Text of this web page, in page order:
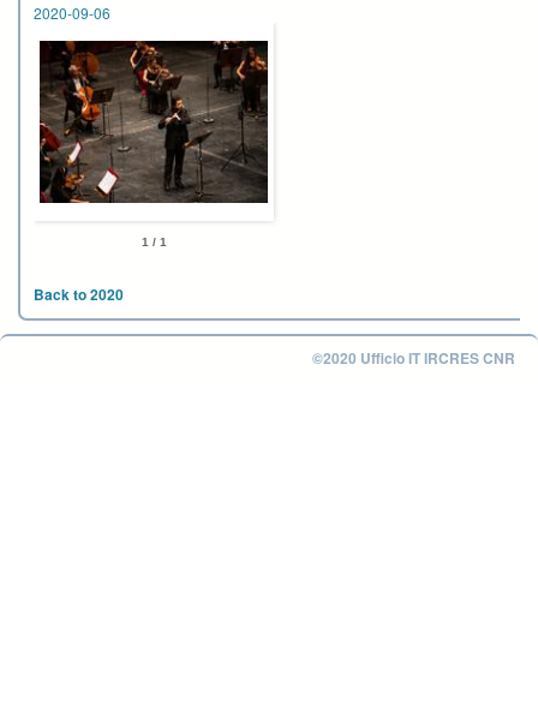
2020-09-06
1 / 1
Back to 2020
©2020 Ufficio IT IRCRES CNR